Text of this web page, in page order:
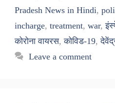
Pradesh News in Hindi,
incharge, treatment, war,
कोरोना वायरस,कोविड-19,
Leave a comment